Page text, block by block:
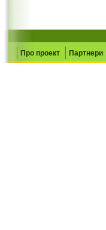
Про проект Партнери